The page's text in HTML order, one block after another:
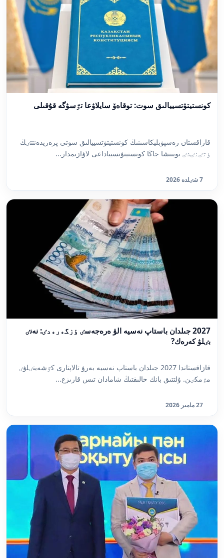
كونستيتۋتسييالىق سوت: توقاەۆ سايلاۋعا تٷسۋگە قۇقىلى
قازاقستان رەسپۋبليكاسىنىڭ كونستيتۋتسييالىق سوتى پرەزيدەنتتٸڭ
ٶتٸنٸشٸ بويىنشا جاڭا كونستيتۋتسيياداعى لاۋازىمدار...
7 شٸلدە 2026
2027 جىلدان باستاپ نەسيە الۋ ەرەجەسٸ ٶزگەرەدٸ: نەنٸ
بٸلۋ كەرەك?
قازاقستاندا 2027 جىلدان باستاپ نەسيە بەرۋ تالاپتارى كٷشەيتٸلۋٸ
مٷمكٸن. ۇلتتىق بانك حالىقتىڭ شامادان تىس قارىزع...
27 مامىر 2026